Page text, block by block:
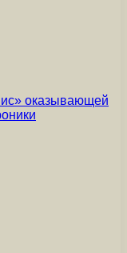
оказывающей